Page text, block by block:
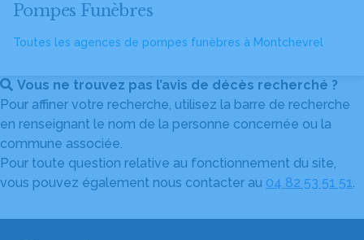
Pompes Funèbres
Toutes les agences de pompes funèbres à Montchevrel
Vous ne trouvez pas l’avis de décès recherché ?
Pour affiner votre recherche, utilisez la barre de recherche
en renseignant le nom de la personne concernée ou la
commune associée.
Pour toute question relative au fonctionnement du site,
vous pouvez également nous contacter au 04 82 53 51 51.